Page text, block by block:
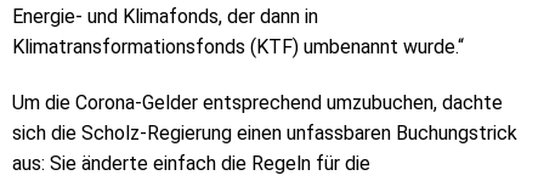
Energie- und Klimafonds, der dann in
Klimatransformationsfonds (KTF) umbenannt wurde.“
Um die Corona-Gelder entsprechend umzubuchen, dachte
sich die Scholz-Regierung einen unfassbaren Buchungstrick
aus: Sie änderte einfach die Regeln für die